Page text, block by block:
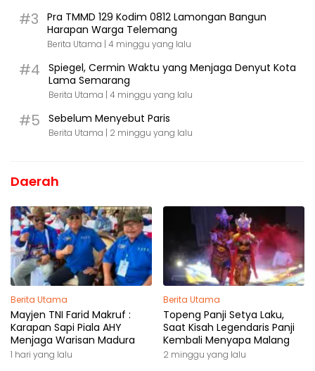
#3
Pra TMMD 129 Kodim 0812 Lamongan Bangun
Harapan Warga Telemang
Berita Utama | 4 minggu yang lalu
#4
Spiegel, Cermin Waktu yang Menjaga Denyut Kota
Lama Semarang
Berita Utama | 4 minggu yang lalu
#5 Sebelum Menyebut Paris
Berita Utama | 2 minggu yang lalu
Daerah
Berita Utama
Mayjen TNI Farid Makruf :
Karapan Sapi Piala AHY
Menjaga Warisan Madura
1 hari yang lalu
Berita Utama
Topeng Panji Setya Laku,
Saat Kisah Legendaris Panji
Kembali Menyapa Malang
2 minggu yang lalu